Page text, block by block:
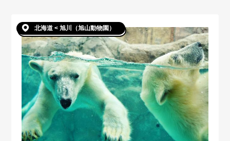
北海道 < 旭川（旭山動物園）